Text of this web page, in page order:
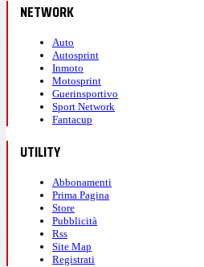
NETWORK
Auto
Autosprint
Inmoto
Motosprint
Guerinsportivo
Sport Network
Fantacup
UTILITY
Abbonamenti
Prima Pagina
Store
Pubblicità
Rss
Site Map
Registrati